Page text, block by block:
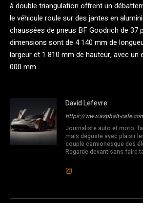
à double triangulation offrent un
le véhicule roule sur des jantes en
chaussées de pneus BF Goodrich de 37
dimensions sont de 4 140 mm de
largeur et 1 810 mm de hauteur, avec un
000 mm.
David Lefevre
https://www.asphalt-
Journaliste auto et moto,
mais déguste avec plaisir
couple camionesque des
Regarde devant sans faire